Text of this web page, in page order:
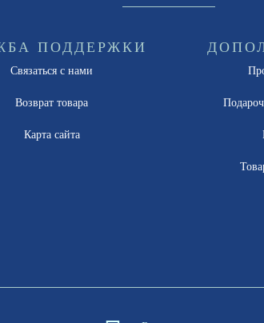
ПОДДЕРЖКИ
Связаться с нами
Возврат товара
Карта сайта